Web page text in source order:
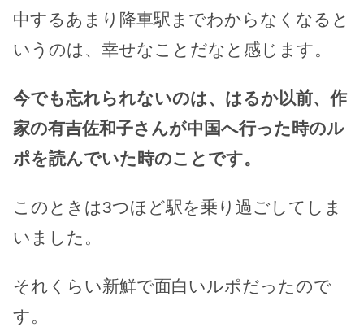
中するあまり降車駅までわからなくなると
いうのは、幸せなことだなと感じます。
今でも忘れられないのは、はるか以前、作
家の有吉佐和子さんが中国へ行った時のル
ポを読んでいた時のことです。
このときは3つほど駅を乗り過ごしてしま
いました。
それくらい新鮮で面白いルポだったので
す。